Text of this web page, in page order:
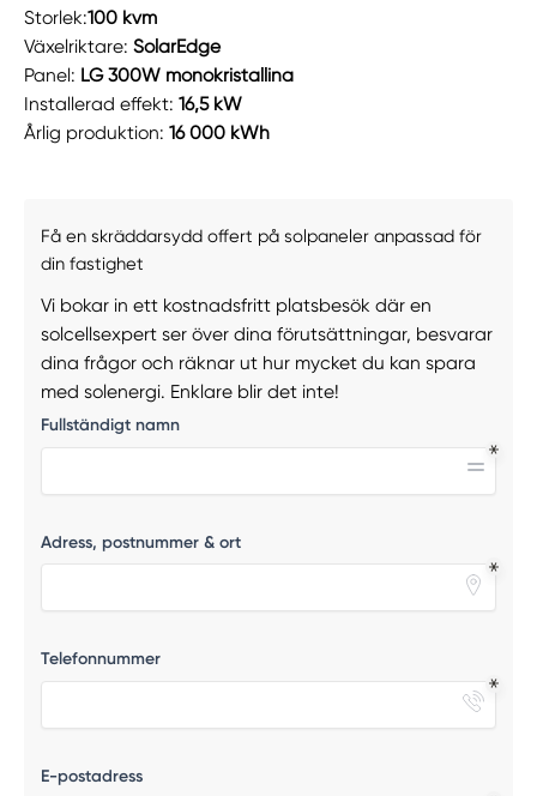
Storlek:100 kvm
Växelriktare:SolarEdge
Panel: LG 300W monokristallina
Installerad effekt:16,5 kW
Årlig produktion:16 000 kWh
Få en skräddarsydd offert på solpaneler anpassad för
din fastighet
Vi bokar in ett kostnadsfritt platsbesök där en
solcellsexpert ser över dina förutsättningar, besvarar
dina frågor och räknar ut hur mycket du kan spara
med solenergi. Enklare blir det inte!
Fullständigt namn
Adress, postnummer & ort
Telefonnummer
E-postadress